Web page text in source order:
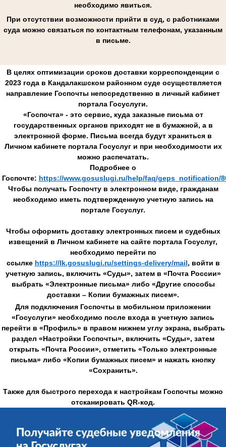
необходимо явиться.
При отсутствии возможности прийти в суд, с работниками
суда можно связаться по контактным телефонам, указанным
в письме.
В целях оптимизации сроков доставки корреспонденции с
2023 года в Кандалакшском районном суде осуществляется
направление Госпочты непосредственно в личный кабинет
портала Госуслуги.
«Госпочта» - это сервис, куда заказные письма от
государственных органов приходят не в бумажной, а в
электронной форме. Письма всегда будут храниться в
Личном кабинете портала Госуслуг и при необходимости их
можно распечатать.
Подробнее о
Госпочте: https://www.gosuslugi.ru/help/faq/geps_notification/
Чтобы получать Госпочту в электронном виде, гражданам
необходимо иметь подтвержденную учетную запись на
портале Госуслуг.
Чтобы оформить доставку электронных писем и судебных
извещений в Личном кабинете на сайте портала Госуслуг,
необходимо перейти по
ссылке https://lk.gosuslugi.ru/settings-delivery/mail, войти в
учетную запись, включить «Суды», затем в «Почта России»
выбрать «Электронные письма» либо «Другие способы
доставки – Копии бумажных писем».
Для подключения Госпочты в мобильном приложении
«Госуслуги» необходимо после входа в учетную запись
перейти в «Профиль» в правом нижнем углу экрана, выбрать
раздел «Настройки Госпочты», включить «Суды», затем
открыть «Почта России», отметить «Только электронные
письма» либо «Копии бумажных писем» и нажать кнопку
«Сохранить».
Также для быстрого перехода к настройкам Госпочты можно
отсканировать QR-код.